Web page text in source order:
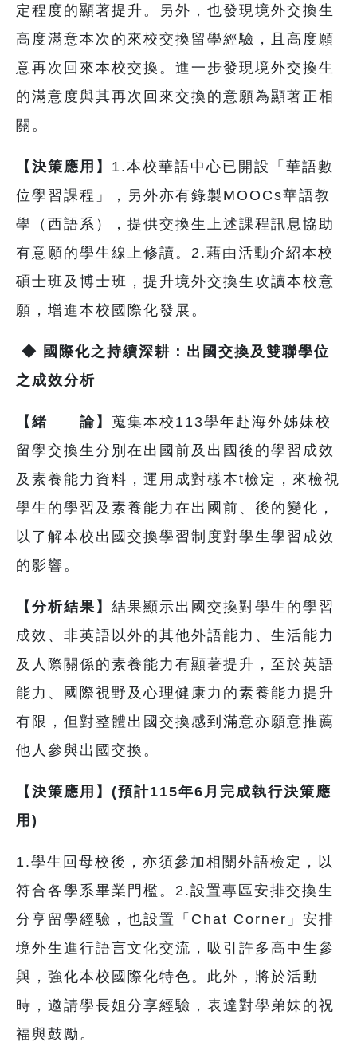
定程度的顯著提升。另外，也發現境外交換生
高度滿意本次的來校交換留學經驗，且高度願
意再次回來本校交換。進一步發現境外交換生
的滿意度與其再次回來交換的意願為顯著正相
關。
【決策應用】 1.本校華語中心已開設「華語數
位學習課程」，另外亦有錄製MOOCs華語教
學（西語系），提供交換生上述課程訊息協助
有意願的學生線上修讀。2.藉由活動介紹本校
碩士班及博士班，提升境外交換生攻讀本校意
願，增進本校國際化發展。
◆ 國際化之持續深耕：出國交換及雙聯學位
之成效分析
【緒 論】 蒐集本校113學年赴海外姊妹校
留學交換生分別在出國前及出國後的學習成效
及素養能力資料，運用成對樣本t檢定，來檢視
學生的學習及素養能力在出國前、後的變化，
以了解本校出國交換學習制度對學生學習成效
的影響。
【分析結果】 結果顯示出國交換對學生的學習
成效、非英語以外的其他外語能力、生活能力
及人際關係的素養能力有顯著提升，至於英語
能力、國際視野及心理健康力的素養能力提升
有限，但對整體出國交換感到滿意亦願意推薦
他人參與出國交換。
【決策應用】(預計115年6月完成執行決策應
用)
1.學生回母校後，亦須參加相關外語檢定，以
符合各學系畢業門檻。2.設置專區安排交換生
分享留學經驗，也設置「Chat Corner」安排
境外生進行語言文化交流，吸引許多高中生參
與，強化本校國際化特色。此外，將於活動
時，邀請學長姐分享經驗，表達對學弟妹的祝
福與鼓勵。